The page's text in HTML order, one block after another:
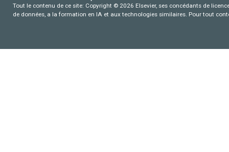
Tout le contenu de ce site: Copyright © 2026 Elsevier, ses concédants de
de données, a la formation en IA et aux technologies similaires. Pour tout